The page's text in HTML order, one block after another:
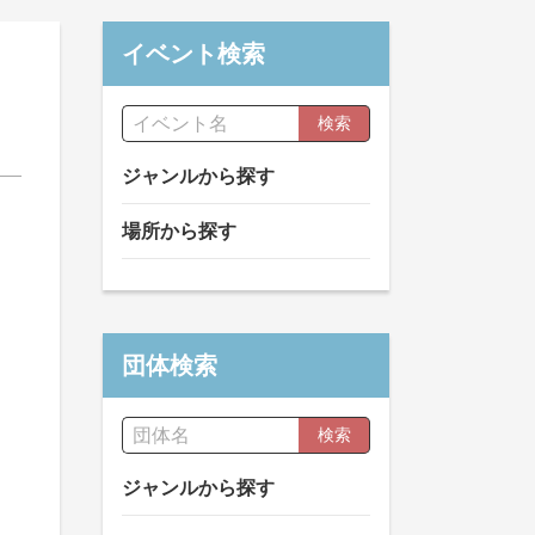
イベント検索
検索
ジャンルから探す
場所から探す
団体検索
検索
ジャンルから探す